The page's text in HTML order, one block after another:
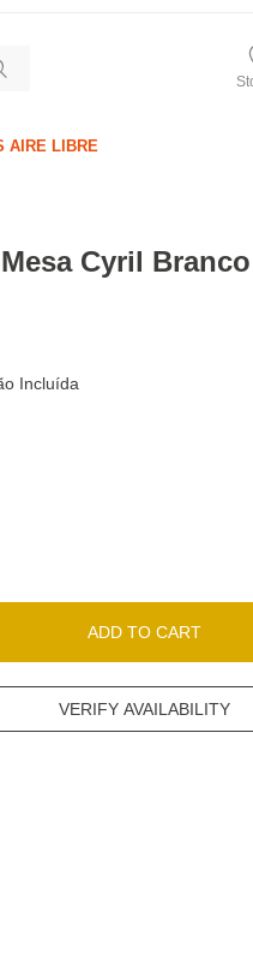
AIRE LIBRE
Cyril
Incluída
ADD TO CART
VERIFY AVAILABILITY